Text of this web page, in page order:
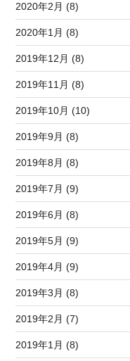
2020年2月 (8)
2020年1月 (8)
2019年12月 (8)
2019年11月 (8)
2019年10月 (10)
2019年9月 (8)
2019年8月 (8)
2019年7月 (9)
2019年6月 (8)
2019年5月 (9)
2019年4月 (9)
2019年3月 (8)
2019年2月 (7)
2019年1月 (8)